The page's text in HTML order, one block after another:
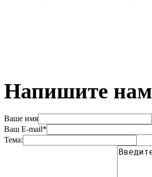
Напишите нам
Ваше имя
Ваш E-mail*
Тема: